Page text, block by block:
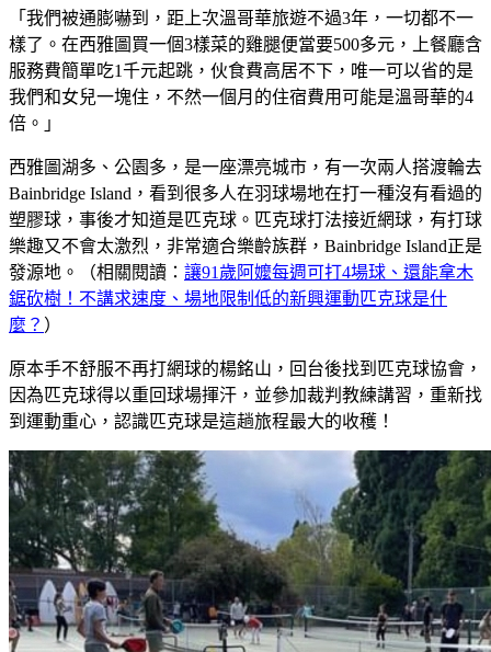
「我們被通膨嚇到，距上次溫哥華旅遊不過3年，一切都不一
樣了。在西雅圖買一個3樣菜的雞腿便當要500多元，上餐廳含
服務費簡單吃1千元起跳，伙食費高居不下，唯一可以省的是
我們和女兒一塊住，不然一個月的住宿費用可能是溫哥華的4
倍。」
西雅圖湖多、公園多，是一座漂亮城市，有一次兩人搭渡輪去
Bainbridge Island，看到很多人在羽球場地在打一種沒有看過的
塑膠球，事後才知道是匹克球。匹克球打法接近網球，有打球
樂趣又不會太激烈，非常適合樂齡族群，Bainbridge Island正是
發源地。（相關閱讀： 讓91歲阿嬤每週可打4場球、還能拿木
鋸砍樹！不講求速度、場地限制低的新興運動匹克球是什
麼？ ）
原本手不舒服不再打網球的楊銘山，回台後找到匹克球協會，
因為匹克球得以重回球場揮汗，並參加裁判教練講習，重新找
到運動重心，認識匹克球是這趟旅程最大的收穫！